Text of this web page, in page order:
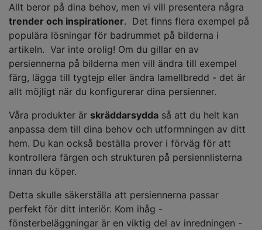
Allt beror på dina behov, men vi vill presentera några
trender och inspirationer. Det finns flera exempel på
populära lösningar för badrummet på bilderna i
artikeln. Var inte orolig! Om du gillar en av
persiennerna på bilderna men vill ändra till exempel
färg, lägga till tygtejp eller ändra lamellbredd - det är
allt möjligt när du konfigurerar dina persienner.
Våra produkter är skräddarsydda så att du helt kan
anpassa dem till dina behov och utformningen av ditt
hem. Du kan också beställa prover i förväg för att
kontrollera färgen och strukturen på persiennlisterna
innan du köper.
Detta skulle säkerställa att persiennerna passar
perfekt för ditt interiör. Kom ihåg -
fönsterbeläggningar är en viktig del av inredningen -